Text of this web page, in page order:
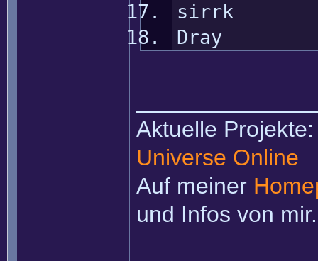
Aktuelle
Universe Online
Auf meiner
und Infos von mir.